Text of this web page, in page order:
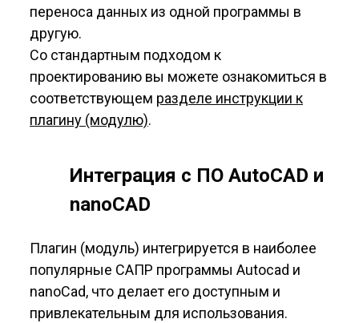
переноса данных из одной программы в
другую.
Со стандартным подходом к
проектированию вы можете ознакомиться в
соответствующем разделе инструкции к
плагину (модулю).
Интеграция с ПО AutoCAD и
nanoCAD
Плагин (модуль) интегрируется в наиболее
популярные САПР программы Autocad и
nanoCad, что делает его доступным и
привлекательным для использования.